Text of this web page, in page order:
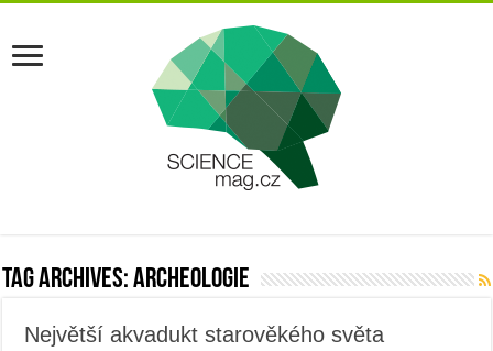
Tag Archives:archeologie
Největší akvadukt starověkého světa